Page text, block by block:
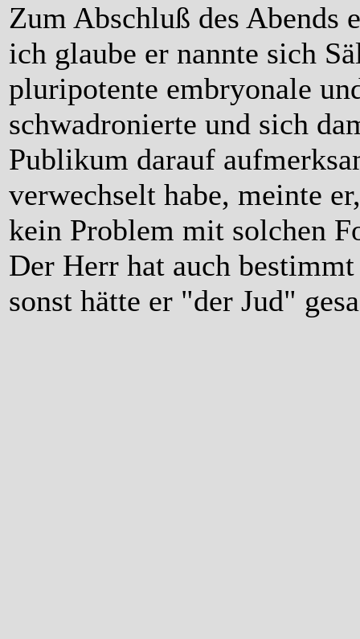
Zum Abschluß des
ich glaube er nannte sich
pluripotente embryonale
schwadronierte und sich
Publikum darauf
verwechselt habe, meinte
kein Problem mit solchen
Der Herr hat auch
sonst hätte er "der Jud"